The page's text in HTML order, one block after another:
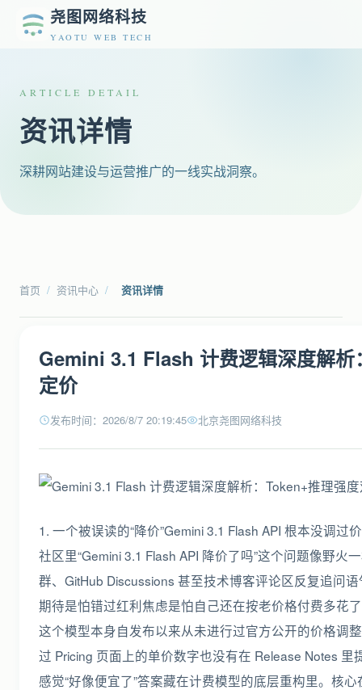
尧图网络科技
YAOTU WEB TECH
ARTICLE DETAIL
资讯详情
深耕网站建设与运营推广的一线实战洞察。
首页 / 资讯中心 / 资讯详情
Gemini 3.1 Flash 计费逻辑深度解
定价
发布时间：2026/8/7 20:19:45 北京尧图网络科技
1. 一个被误读的“降价”Gemini 3.1 Flash API 根本没调过
社区里“Gemini 3.1 Flash API 降价了吗”这个问题像野火
群、GitHub Discussions 甚至技术博客评论区反复追问
期待是怕错过红利焦虑是怕自己还在按老价格付费多花
这个模型本身自发布以来从未进行过官方公开的价格调
过 Pricing 页面上的单价数字也没有在 Release Notes 里
感觉“好像便宜了”答案藏在计费模型的底层重构里。核